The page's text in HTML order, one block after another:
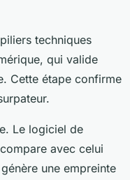
techniques
qui valide
Cette étape confirme
Le logiciel de
avec celui
une empreinte